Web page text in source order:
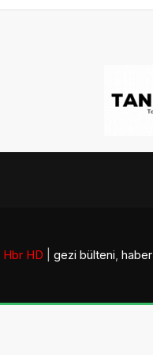
Hbr HD gezi bülteni, haber